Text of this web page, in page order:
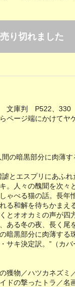
売り切れました
文庫判 P522、330
ページ端にかけてヤ
の暗黒部分に肉薄
とエスプリにあふれ
。人々の醜聞を次々
ゃべる猫の話。長年
る和解を待ちかまえ
とオオカミの声が四
ある冬の夜、長く尾
暗黒部分に肉薄する
サキ決定訳。”（カバ
獲物／ハツカネズミ
ドの撃ったトラ／名